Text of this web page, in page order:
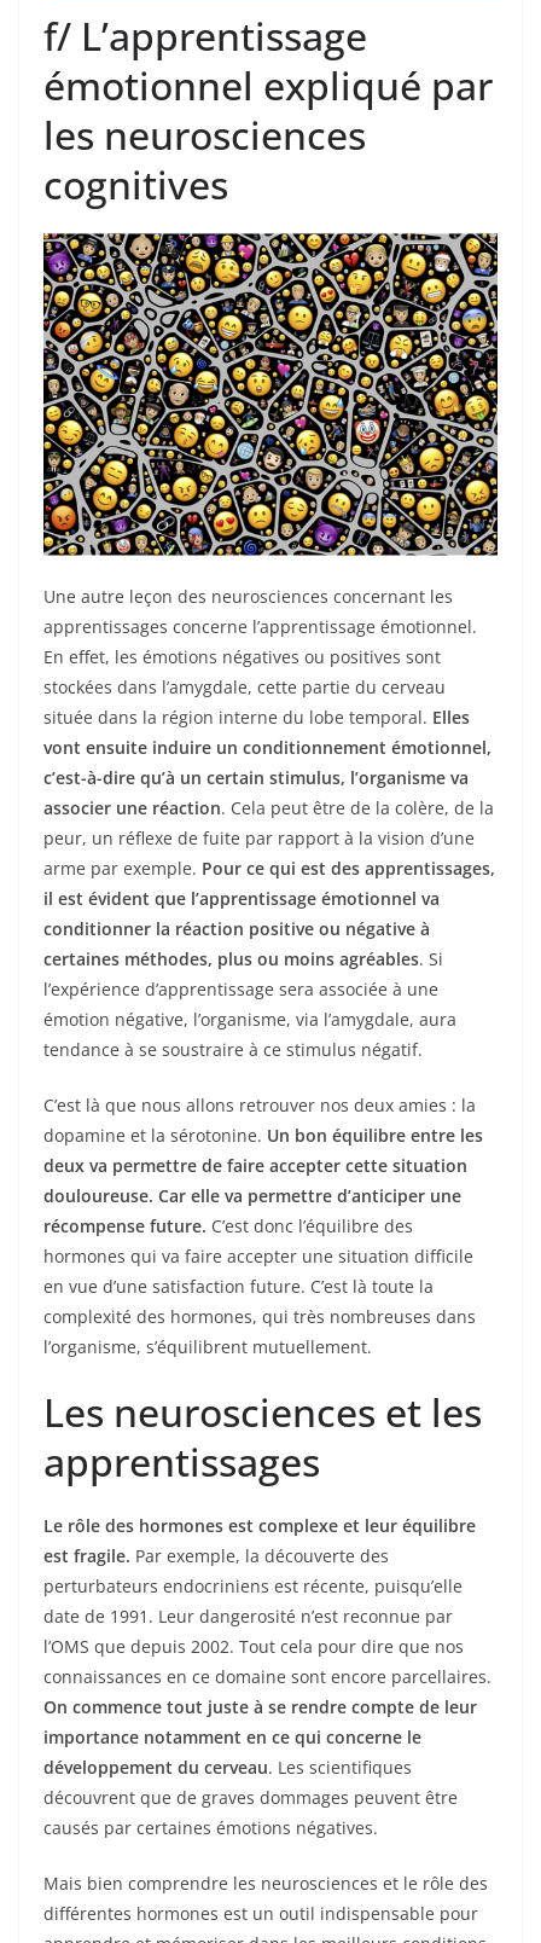
f/ L’apprentissage
émotionnel expliqué par
les neurosciences
cognitives
Une autre leçon des neurosciences concernant les
apprentissages concerne l’apprentissage émotionnel.
En effet, les émotions négatives ou positives sont
stockées dans l’amygdale, cette partie du cerveau
située dans la région interne du lobe temporal. Elles
vont ensuite induire un conditionnement émotionnel,
c’est-à-dire qu’à un certain stimulus, l’organisme va
associer une réaction. Cela peut être de la colère, de la
peur, un réflexe de fuite par rapport à la vision d’une
arme par exemple. Pour ce qui est des apprentissages,
il est évident que l’apprentissage émotionnel va
conditionner la réaction positive ou négative à
certaines méthodes, plus ou moins agréables. Si
l’expérience d’apprentissage sera associée à une
émotion négative, l’organisme, via l’amygdale, aura
tendance à se soustraire à ce stimulus négatif.
C’est là que nous allons retrouver nos deux amies : la
dopamine et la sérotonine. Un bon équilibre entre les
deux va permettre de faire accepter cette situation
douloureuse. Car elle va permettre d’anticiper une
récompense future. C’est donc l’équilibre des
hormones qui va faire accepter une situation difficile
en vue d’une satisfaction future. C’est là toute la
complexité des hormones, qui très nombreuses dans
l’organisme, s’équilibrent mutuellement.
Les neurosciences et les
apprentissages
Le rôle des hormones est complexe et leur équilibre
est fragile. Par exemple, la découverte des
perturbateurs endocriniens est récente, puisqu’elle
date de 1991. Leur dangerosité n’est reconnue par
l’OMS que depuis 2002. Tout cela pour dire que nos
connaissances en ce domaine sont encore parcellaires.
On commence tout juste à se rendre compte de leur
importance notamment en ce qui concerne le
développement du cerveau. Les scientifiques
découvrent que de graves dommages peuvent être
causés par certaines émotions négatives.
Mais bien comprendre les neurosciences et le rôle des
différentes hormones est un outil indispensable pour